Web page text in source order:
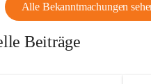
Alle Bekanntmachungen
Beiträge